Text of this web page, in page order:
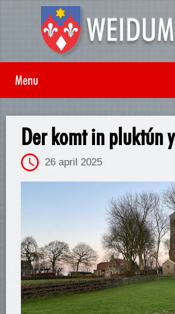
Menu
Der komt in pluktún
26 april 2025